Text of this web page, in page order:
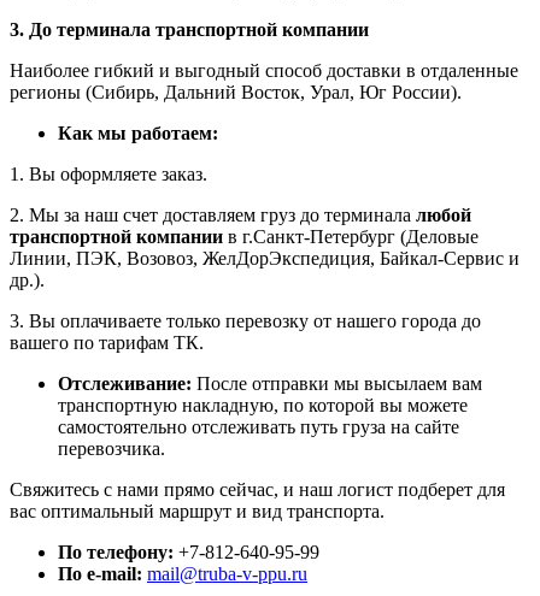
3. До терминала транспортной компании
Наиболее гибкий и выгодный способ доставки в отдаленные
регионы (Сибирь, Дальний Восток, Урал, Юг России).
Как мы работаем:
1. Вы оформляете заказ.
2. Мы за наш счет доставляем груз до терминала любой
транспортной компании в г.Санкт-Петербург (Деловые
Линии, ПЭК, Возовоз, ЖелДорЭкспедиция, Байкал-Сервис и
др.).
3. Вы оплачиваете только перевозку от нашего города до
вашего по тарифам ТК.
Отслеживание: После отправки мы высылаем вам
транспортную накладную, по которой вы можете
самостоятельно отслеживать путь груза на сайте
перевозчика.
Свяжитесь с нами прямо сейчас, и наш логист подберет для
вас оптимальный маршрут и вид транспорта.
По телефону: +7-812-640-95-99
По e-mail: mail@truba-v-ppu.ru